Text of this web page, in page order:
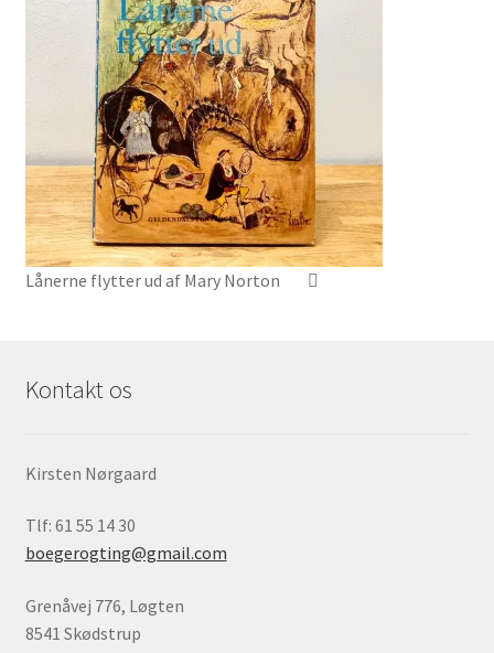
Lånerne flytter ud af Mary Norton
Kontakt os
Kirsten Nørgaard
Tlf: 61 55 14 30
boegerogting@gmail.com
Grenåvej 776, Løgten
8541 Skødstrup